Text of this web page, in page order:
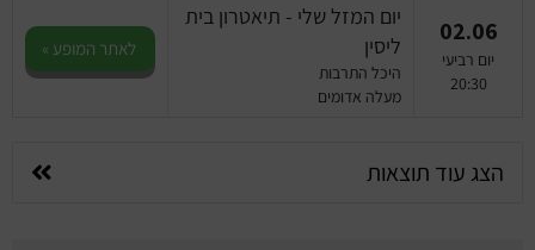
02.06
יום רביעי
20:30
יום המזל שלי - תיאטרון בית
ליסין
היכל התרבות
מעלה אדומים
לאתר המופע »
הצג עוד תוצאות